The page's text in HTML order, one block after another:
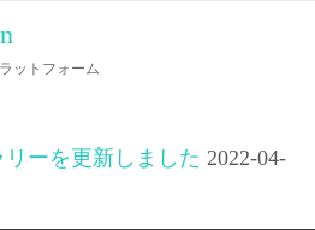
ットフォーム
ーを更新しました 2022-04-